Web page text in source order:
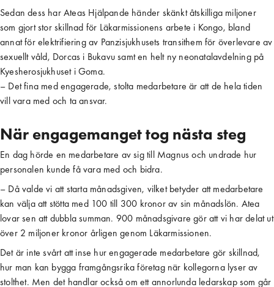
Sedan dess har Ateas Hjälpande händer skänkt åtskilliga miljoner
som gjort stor skillnad för Läkarmissionens arbete i Kongo, bland
annat för elektrifiering av Panzisjukhusets transithem för överlevare av
sexuellt våld, Dorcas i Bukavu samt en helt ny neonatalavdelning på
Kyesherosjukhuset i Goma.
– Det fina med engagerade, stolta medarbetare är att de hela tiden
vill vara med och ta ansvar.
När engagemanget tog nästa steg
En dag hörde en medarbetare av sig till Magnus och undrade hur
personalen kunde få vara med och bidra.
– Då valde vi att starta månadsgiven, vilket betyder att medarbetare
kan välja att stötta med 100 till 300 kronor av sin månadslön. Atea
lovar sen att dubbla summan. 900 månadsgivare gör att vi har delat ut
över 2 miljoner kronor årligen genom Läkarmissionen.
Det är inte svårt att inse hur engagerade medarbetare gör skillnad,
hur man kan bygga framgångsrika företag när kollegorna lyser av
stolthet. Men det handlar också om ett annorlunda ledarskap som går